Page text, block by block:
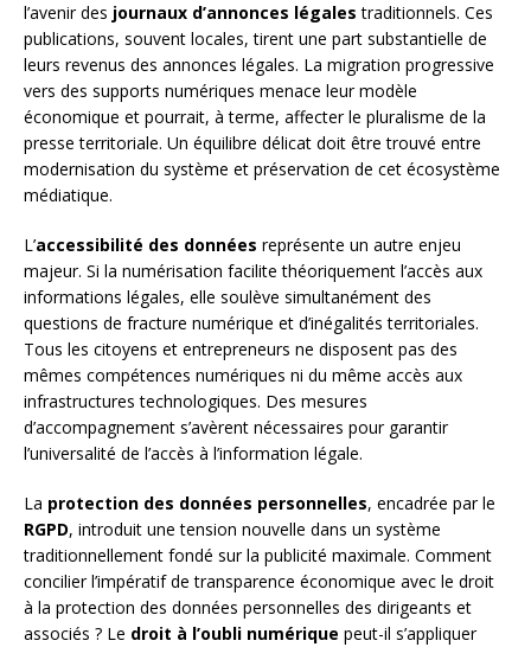
l’avenir des journaux d’annonces légales traditionnels. Ces
publications, souvent locales, tirent une part substantielle de
leurs revenus des annonces légales. La migration progressive
vers des supports numériques menace leur modèle
économique et pourrait, à terme, affecter le pluralisme de la
presse territoriale. Un équilibre délicat doit être trouvé entre
modernisation du système et préservation de cet écosystème
médiatique.
L’accessibilité des données représente un autre enjeu
majeur. Si la numérisation facilite théoriquement l’accès aux
informations légales, elle soulève simultanément des
questions de fracture numérique et d’inégalités territoriales.
Tous les citoyens et entrepreneurs ne disposent pas des
mêmes compétences numériques ni du même accès aux
infrastructures technologiques. Des mesures
d’accompagnement s’avèrent nécessaires pour garantir
l’universalité de l’accès à l’information légale.
La protection des données personnelles, encadrée par le
RGPD, introduit une tension nouvelle dans un système
traditionnellement fondé sur la publicité maximale. Comment
concilier l’impératif de transparence économique avec le droit
à la protection des données personnelles des dirigeants et
associés ? Le droit à l’oubli numérique peut-il s’appliquer